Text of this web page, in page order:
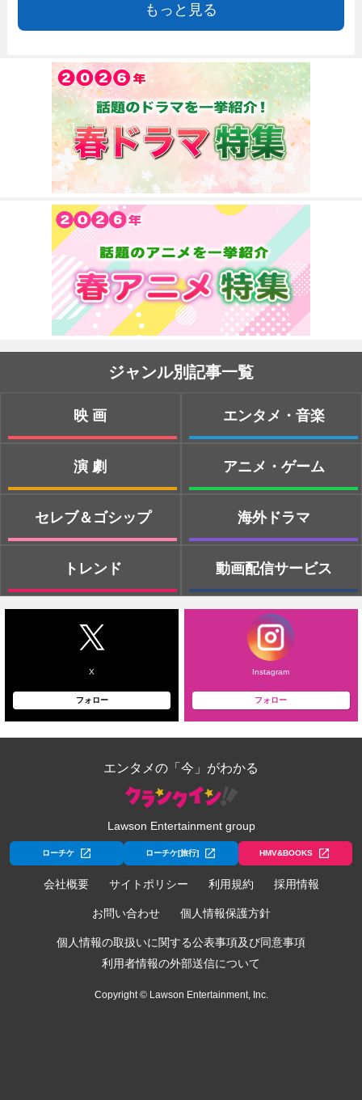
もっと見る
ジャンル別記事一覧
映画
演劇
セレブ＆ゴシップ
トレンド
エンタメ・音楽
アニメ・ゲーム
海外ドラマ
動画配信サービス
X
フォロー
Instagram
フォロー
エンタメの「今」がわかる
Lawson Entertainment group
ローチケ ローチケ[旅行] HMV&BOOKS
会社概要 サイトポリシー 利用規約 採用情報
お問い合わせ 個人情報保護方針
個人情報の取扱いに関する公表事項及び同意事項
利用者情報の外部送信について
Copyright © Lawson Entertainment, Inc.